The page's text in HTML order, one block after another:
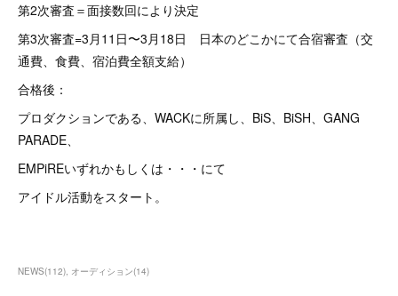
第2次審査＝面接数回により決定
第3次審査=3月11日〜3月18日 日本のどこかにて合宿審査（交
通費、食費、宿泊費全額支給）
合格後：
プロダクションである、WACKに所属し、BiS、BiSH、GANG
PARADE、
EMPiREいずれかもしくは・・・にて
アイドル活動をスタート。
NEWS(112) オーディション(14)